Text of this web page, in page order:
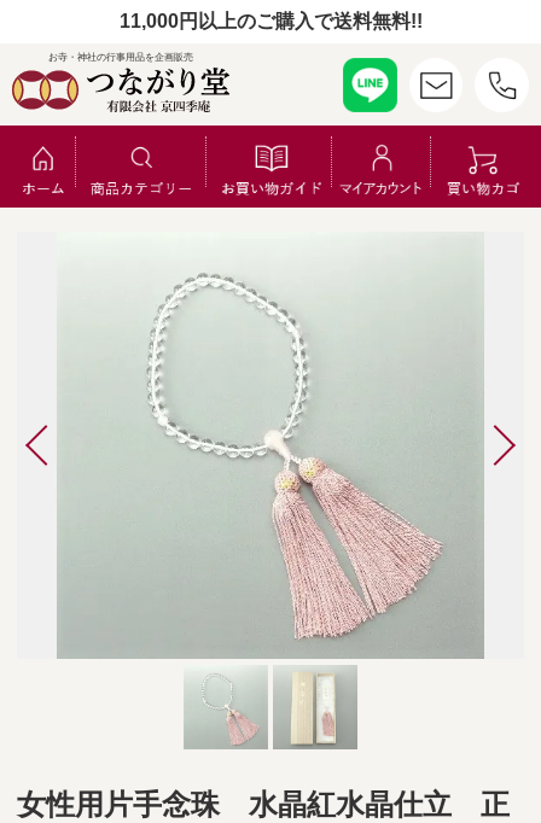
11,000円以上のご購入で送料無料!!
お寺・神社の行事用品を企画販売
女性用片手念珠 水晶紅水晶仕立 正